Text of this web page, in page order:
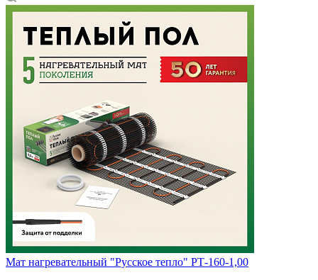
Мат нагревательный "Русское тепло" РТ-160-1,00